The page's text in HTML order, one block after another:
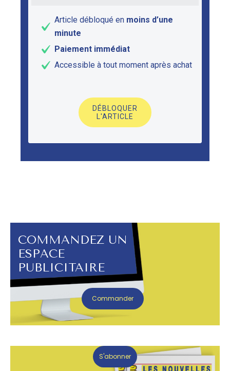
Article débloqué en moins d’une
minute
Paiement immédiat
Accessible à tout moment après achat
DÉBLOQUER
L'ARTICLE
COMMANDEZ UN
ESPACE
PUBLICITAIRE
Commander
S'abonner